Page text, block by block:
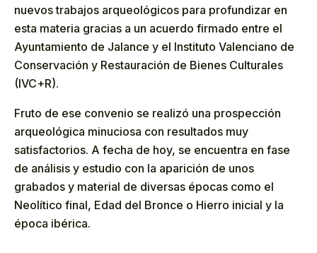
nuevos trabajos arqueológicos para profundizar en
esta materia gracias a un acuerdo firmado entre el
Ayuntamiento de Jalance y el Instituto Valenciano de
Conservación y Restauración de Bienes Culturales
(IVC+R).
Fruto de ese convenio se realizó una prospección
arqueológica minuciosa con resultados muy
satisfactorios. A fecha de hoy, se encuentra en fase
de análisis y estudio con la aparición de unos
grabados y material de diversas épocas como el
Neolítico final, Edad del Bronce o Hierro inicial y la
época ibérica.